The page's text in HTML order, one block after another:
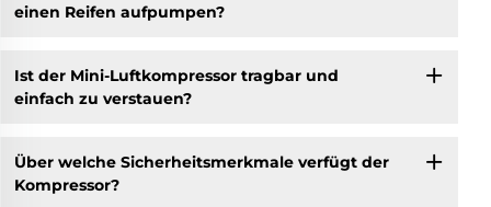
einen Reifen aufpumpen?
Ist der Mini-Luftkompressor tragbar und
einfach zu verstauen?
Über welche Sicherheitsmerkmale verfügt der
Kompressor?